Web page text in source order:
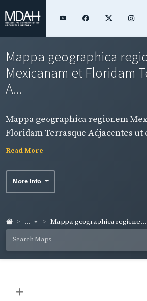
Mappa geographica
Mexicanam et Floridam
A...
Mappa geographica regionem
Floridam Terrasque Adjacentes ut
Americae. Insulas, cursus itidem et
Colonias ob sculos ponens cura et
Read More
More Info
... Mappa geographica regione...
+